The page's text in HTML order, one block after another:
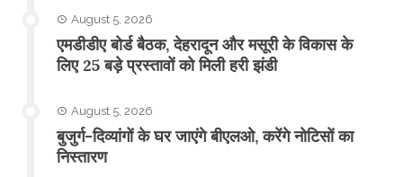
August 5, 2026
एमडीडीए बोर्ड बैठक, देहरादून और मसूरी के विकास के
लिए 25 बड़े प्रस्तावों को मिली हरी झंडी
August 5, 2026
बुजुर्ग-दिव्यांगों के घर जाएंगे बीएलओ, करेंगे नोटिसों का
निस्तारण